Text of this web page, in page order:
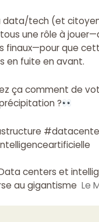
data/tech (et
une rôle à
finaux—pour que
en fuite en avant.
ça comment de
?
centers et
au gigantisme Le